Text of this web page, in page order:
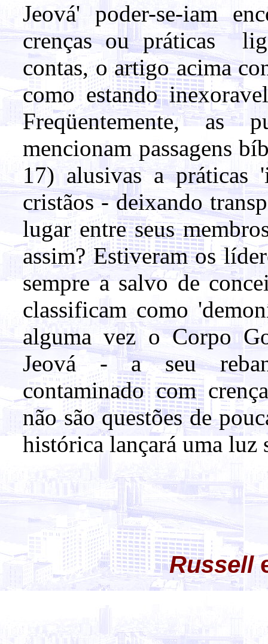
Jeová' poder-se-iam
crenças ou práticas
contas, o artigo acima
como estando
Freqüentemente, as
mencionam passagens
17) alusivas a práticas
cristãos - deixando
lugar entre seus
assim? Estiveram os
sempre a salvo de
classificam como
alguma vez o Corpo
Jeová - a seu
contaminado com
não são questões de
histórica lançará uma luz
Russell